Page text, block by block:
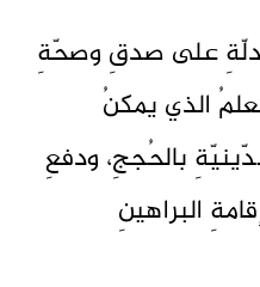
على صدقِ وصحّةِ
الذي يمكنُ
بالحُججِ، ودفعِ
البراهينِ